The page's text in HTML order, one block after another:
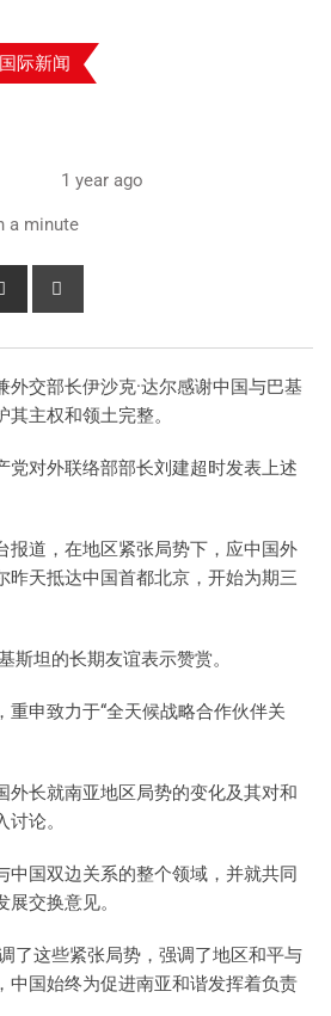
国际新闻
1 year ago
a minute
外交部长伊沙克·达尔感谢中国与巴基
主权和领土完整。
党对外联络部部长刘建超时发表上述
报道，在地区紧张局势下，应中国外
昨天抵达中国首都北京，开始为期三
斯坦的长期友谊表示赞赏。
重申致力于“全天候战略合作伙伴关
外长就南亚地区局势的变化及其对和
论。
中国双边关系的整个领域，并就共同
交换意见。
了这些紧张局势，强调了地区和平与
中国始终为促进南亚和谐发挥着负责